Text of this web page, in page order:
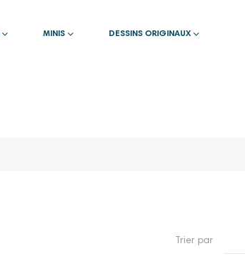
MINIS DESSINS ORIGINAUX
Trier par